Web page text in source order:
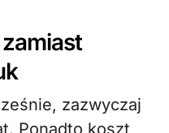
zazwyczaj
Ponadto koszt